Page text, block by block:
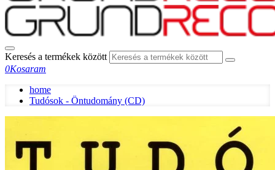
Keresés a termékek között
0Kosaram
home
Tudósok - Öntudomány (CD)